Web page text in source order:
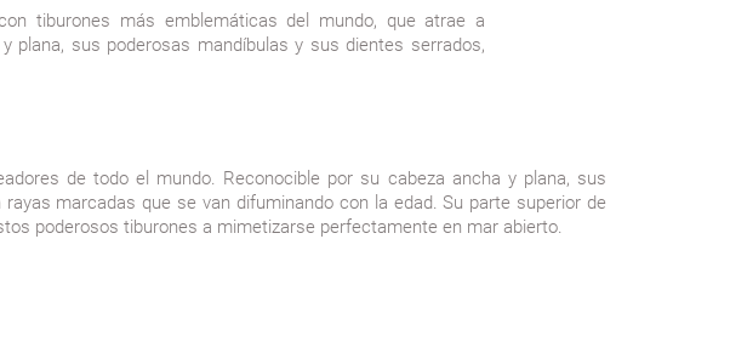
tiburones más emblemáticas del mundo, que atrae a
plana, sus poderosas mandíbulas y sus dientes serrados,
de todo el mundo. Reconocible por su cabeza ancha y plana, sus
marcadas que se van difuminando con la edad. Su parte superior de
poderosos tiburones a mimetizarse perfectamente en mar abierto.